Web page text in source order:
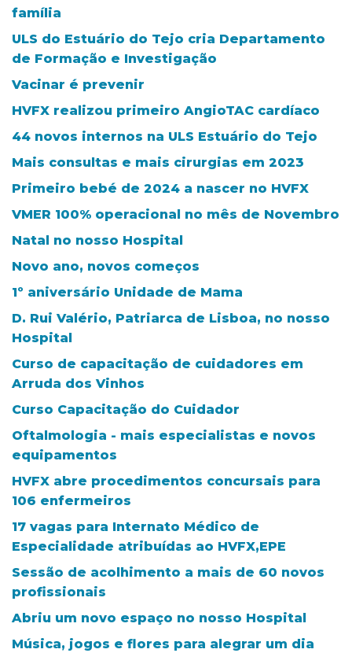
família
ULS do Estuário do Tejo cria Departamento
de Formação e Investigação
Vacinar é prevenir
HVFX realizou primeiro AngioTAC cardíaco
44 novos internos na ULS Estuário do Tejo
Mais consultas e mais cirurgias em 2023
Primeiro bebé de 2024 a nascer no HVFX
VMER 100% operacional no mês de Novembro
Natal no nosso Hospital
Novo ano, novos começos
1º aniversário Unidade de Mama
D. Rui Valério, Patriarca de Lisboa, no nosso
Hospital
Curso de capacitação de cuidadores em
Arruda dos Vinhos
Curso Capacitação do Cuidador
Oftalmologia - mais especialistas e novos
equipamentos
HVFX abre procedimentos concursais para
106 enfermeiros
17 vagas para Internato Médico de
Especialidade atribuídas ao HVFX,EPE
Sessão de acolhimento a mais de 60 novos
profissionais
Abriu um novo espaço no nosso Hospital
Música, jogos e flores para alegrar um dia